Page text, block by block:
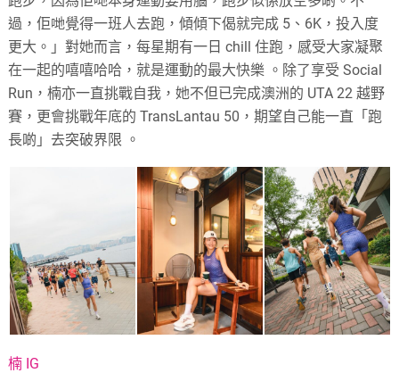
過，佢哋覺得一班人去跑，傾傾下偈就完成 5、6K，投入度
更大。」對她而言，每星期有一日 chill 住跑，感受大家凝聚
在一起的嘻嘻哈哈，就是運動的最大快樂 。除了享受 Social
Run，楠亦一直挑戰自我，她不但已完成澳洲的 UTA 22 越野
賽，更會挑戰年底的 TransLantau 50，期望自己能一直「跑
長啲」去突破界限 。
楠 IG